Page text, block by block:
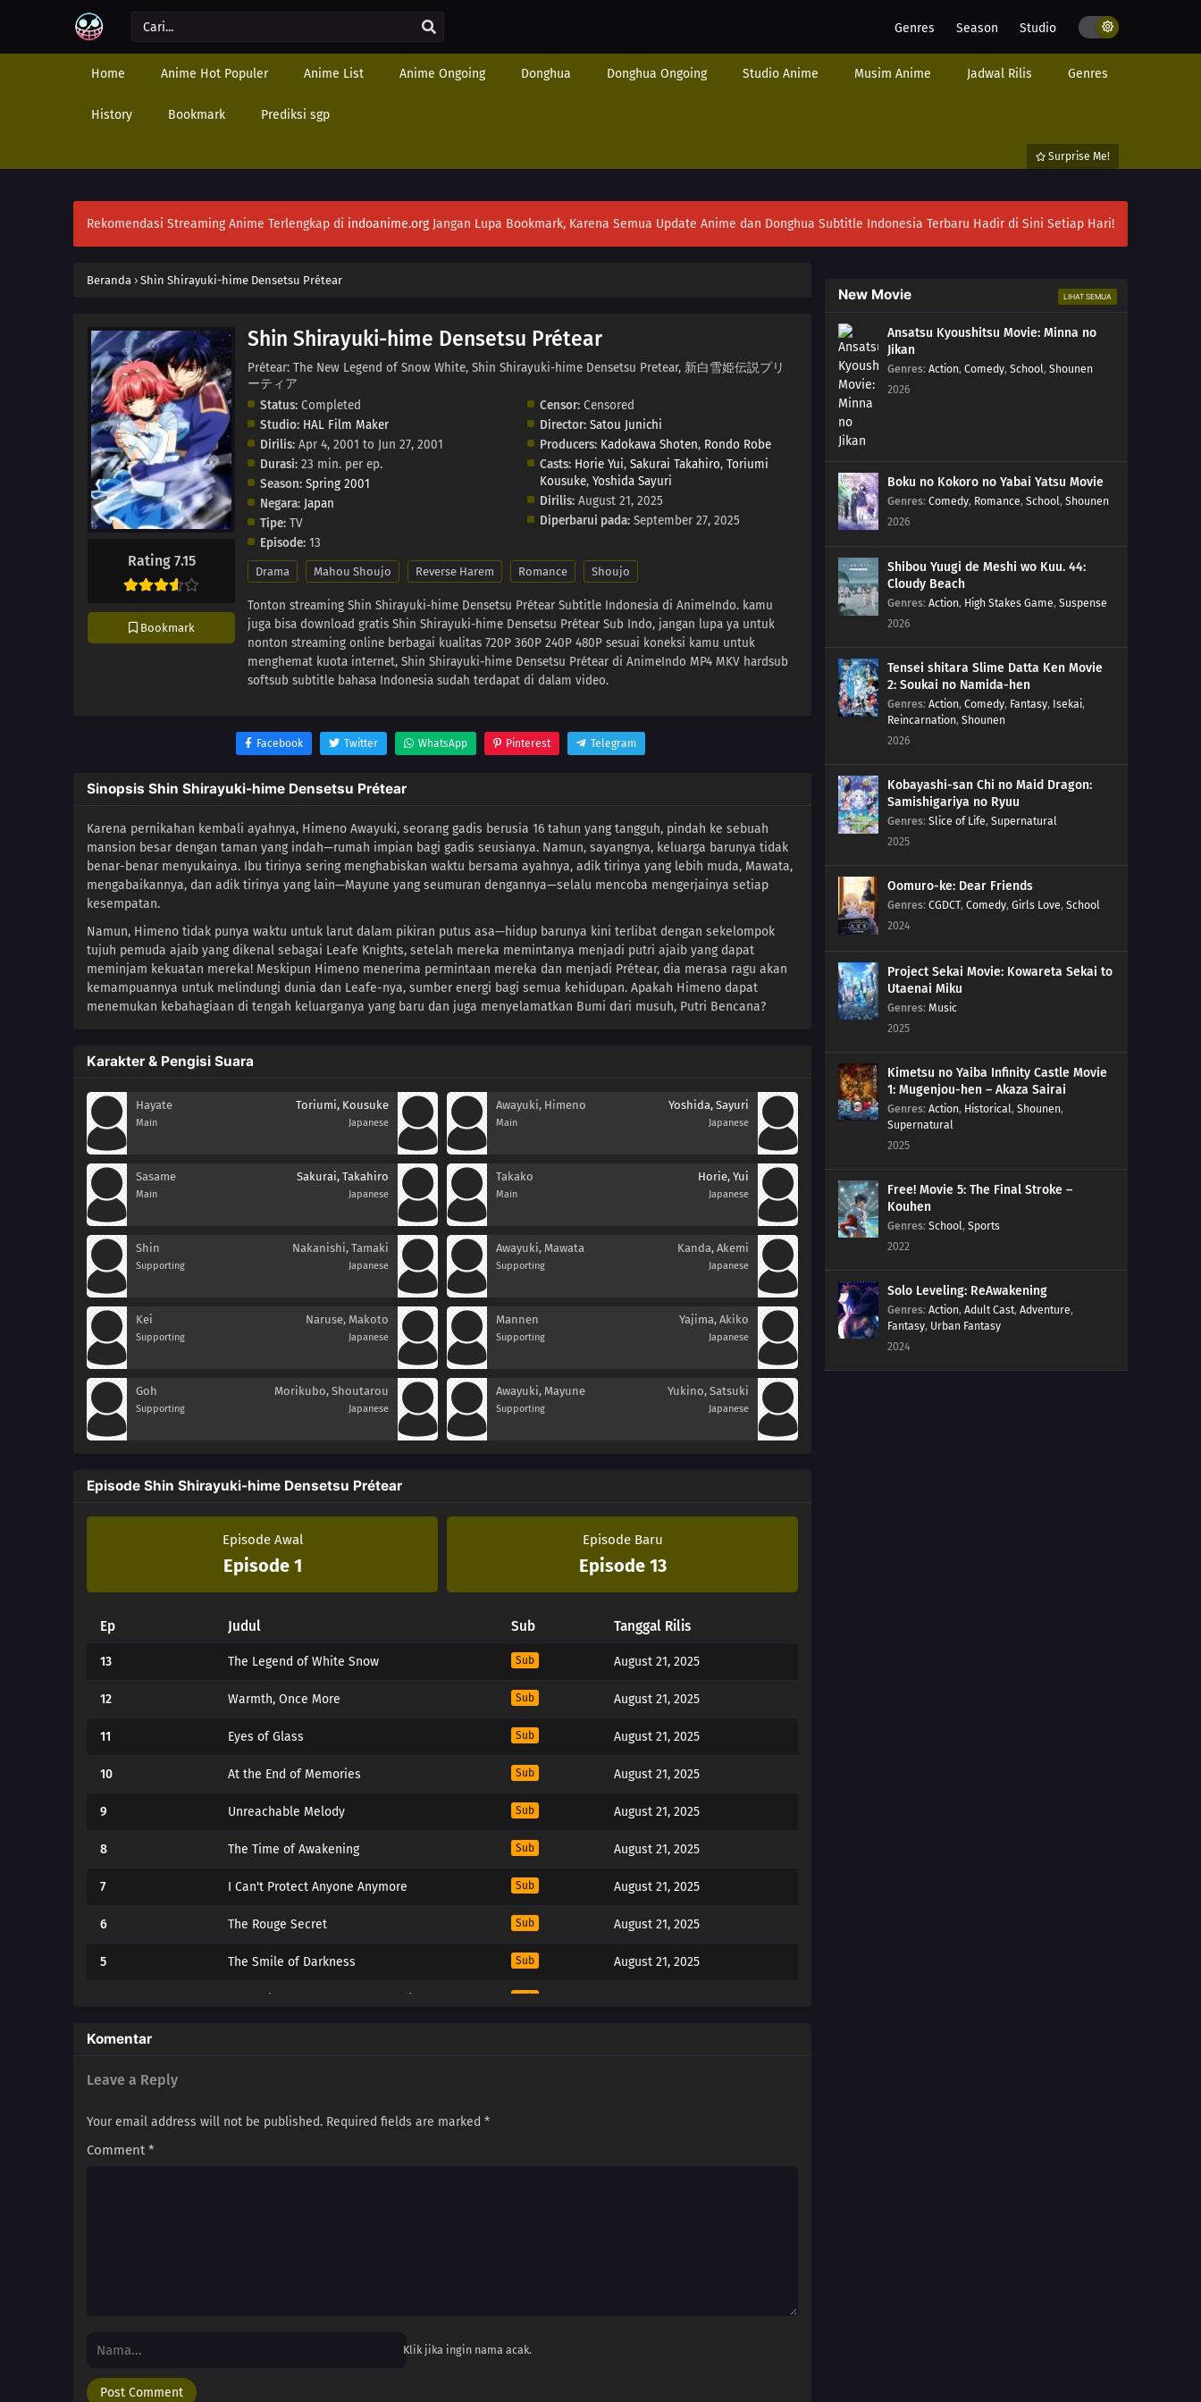
Genres Season Studio
Home Anime Hot Populer Anime List Anime Ongoing Donghua Donghua Ongoing Studio Anime Musim Anime Jadwal Rilis Genres
History Bookmark Prediksi sgp
Surprise Me!
Rekomendasi Streaming Anime Terlengkap di indoanime.orgJangan Lupa Bookmark, Karena Semua Update Anime dan Donghua Subtitle Indonesia Terbaru Hadir di Sini Setiap Hari!
Beranda › Shin Shirayuki-hime Densetsu Prétear
Rating 7.15
Bookmark
Shin Shirayuki-hime Densetsu Prétear
Prétear: The New Legend of Snow White, Shin Shirayuki-hime Densetsu Pretear, 新白雪姫伝説プリ
ーティア
Status: Completed
Studio: HAL Film Maker
Dirilis: Apr 4, 2001 to Jun 27, 2001
Durasi: 23 min. per ep.
Season: Spring 2001
Negara: Japan
Tipe: TV
Episode: 13
Censor:Censored
Director: Satou Junichi
Producers: Kadokawa Shoten, Rondo Robe
Casts: Horie Yui, Sakurai Takahiro, Toriumi
Kousuke, Yoshida Sayuri
Dirilis: August 21, 2025
Diperbarui pada: September 27, 2025
Drama Mahou Shoujo Reverse Harem Romance Shoujo
Tonton streaming Shin Shirayuki-hime Densetsu Prétear Subtitle Indonesia di AnimeIndo. kamu
juga bisa download gratis Shin Shirayuki-hime Densetsu Prétear Sub Indo, jangan lupa ya untuk
nonton streaming online berbagai kualitas 720P 360P 240P 480P sesuai koneksi kamu untuk
menghemat kuota internet, Shin Shirayuki-hime Densetsu Prétear di AnimeIndo MP4 MKV hardsub
softsub subtitle bahasa Indonesia sudah terdapat di dalam video.
Facebook Twitter WhatsApp Pinterest Telegram
Sinopsis Shin Shirayuki-hime Densetsu Prétear
Karena pernikahan kembali ayahnya, Himeno Awayuki, seorang gadis berusia 16 tahun yang tangguh, pindah ke sebuah
mansion besar dengan taman yang indah—rumah impian bagi gadis seusianya. Namun, sayangnya, keluarga barunya tidak
benar-benar menyukainya. Ibu tirinya sering menghabiskan waktu bersama ayahnya, adik tirinya yang lebih muda, Mawata,
mengabaikannya, dan adik tirinya yang lain—Mayune yang seumuran dengannya—selalu mencoba mengerjainya setiap
kesempatan.
Namun, Himeno tidak punya waktu untuk larut dalam pikiran putus asa—hidup barunya kini terlibat dengan sekelompok
tujuh pemuda ajaib yang dikenal sebagai Leafe Knights, setelah mereka memintanya menjadi putri ajaib yang dapat
meminjam kekuatan mereka! Meskipun Himeno menerima permintaan mereka dan menjadi Prétear, dia merasa ragu akan
kemampuannya untuk melindungi dunia dan Leafe-nya, sumber energi bagi semua kehidupan. Apakah Himeno dapat
menemukan kebahagiaan di tengah keluarganya yang baru dan juga menyelamatkan Bumi dari musuh, Putri Bencana?
Karakter & Pengisi Suara
Hayate
Main
Toriumi, Kousuke
Japanese
Awayuki, Himeno
Main
Yoshida, Sayuri
Japanese
Sasame
Main
Sakurai, Takahiro
Japanese
Takako
Main
Horie, Yui
Japanese
Shin
Supporting
Nakanishi, Tamaki
Japanese
Awayuki, Mawata
Supporting
Kanda, Akemi
Japanese
Kei
Supporting
Naruse, Makoto
Japanese
Mannen
Supporting
Yajima, Akiko
Japanese
Goh
Supporting
Morikubo, Shoutarou
Japanese
Awayuki, Mayune
Supporting
Yukino, Satsuki
Japanese
Episode Shin Shirayuki-hime Densetsu Prétear
Episode Awal
Episode 1
Episode Baru
Episode 13
Ep Judul Sub Tanggal Rilis
13 The Legend of White Snow Sub August 21, 2025
12 Warmth, Once More Sub August 21, 2025
11 Eyes of Glass Sub August 21, 2025
10 At the End of Memories Sub August 21, 2025
9 Unreachable Melody Sub August 21, 2025
8 The Time of Awakening Sub August 21, 2025
7 I Can't Protect Anyone Anymore Sub August 21, 2025
6 The Rouge Secret Sub August 21, 2025
5 The Smile of Darkness Sub August 21, 2025
3
2
The Wind of Fate
Komentar
Leave a Reply
Your email address will not be published. Required fields are marked *
Comment*
Klik jika ingin nama acak.
New Movie LIHAT SEMUA
Ansatsu Kyoushitsu Movie: Minna no
Jikan
Genres: Action, Comedy, School, Shounen
2026
Boku no Kokoro no Yabai Yatsu Movie
Genres: Comedy, Romance, School, Shounen
2026
Shibou Yuugi de Meshi wo Kuu. 44:
Cloudy Beach
Genres: Action, High Stakes Game, Suspense
2026
Tensei shitara Slime Datta Ken Movie
2: Soukai no Namida-hen
Genres: Action, Comedy, Fantasy, Isekai,
Reincarnation, Shounen
2026
Kobayashi-san Chi no Maid Dragon:
Samishigariya no Ryuu
Genres: Slice of Life, Supernatural
2025
Oomuro-ke: Dear Friends
Genres: CGDCT, Comedy, Girls Love, School
2024
Project Sekai Movie: Kowareta Sekai to
Utaenai Miku
Genres: Music
2025
Kimetsu no Yaiba Infinity Castle Movie
1: Mugenjou-hen – Akaza Sairai
Genres: Action, Historical, Shounen,
Supernatural
2025
Free! Movie 5: The Final Stroke –
Kouhen
Genres: School, Sports
2022
Solo Leveling: ReAwakening
Genres: Action, Adult Cast, Adventure,
Fantasy, Urban Fantasy
2024